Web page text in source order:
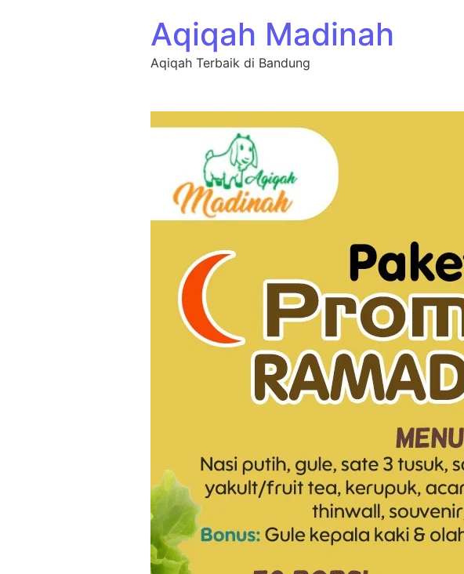
Aqiqah Madinah
Aqiqah Terbaik di Bandung